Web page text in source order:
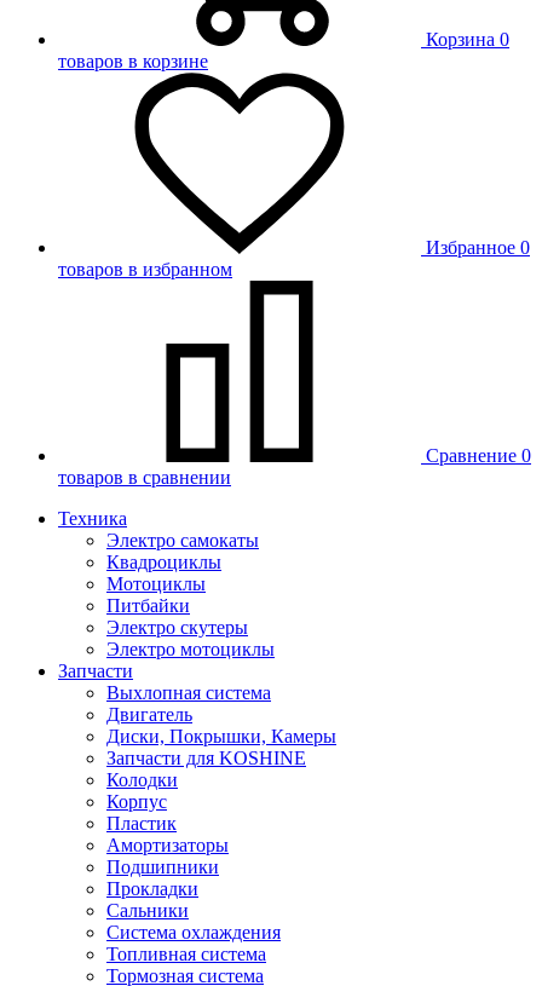
Корзина 0
товаров в корзине
Избранное 0
товаров в избранном
Сравнение 0
товаров в сравнении
Техника
Электро самокаты
Квадроциклы
Мотоциклы
Питбайки
Электро скутеры
Электро мотоциклы
Запчасти
Выхлопная система
Двигатель
Диски, Покрышки, Камеры
Запчасти для KOSHINE
Колодки
Корпус
Пластик
Амортизаторы
Подшипники
Прокладки
Сальники
Система охлаждения
Топливная система
Тормозная система